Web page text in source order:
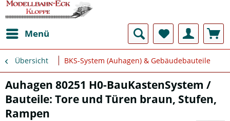
Menü
Übersicht BKS-System (Auhagen) & Gebäudebauteile
Auhagen 80251 H0-BauKastenSystem /
Bauteile: Tore und Türen braun, Stufen,
Rampen